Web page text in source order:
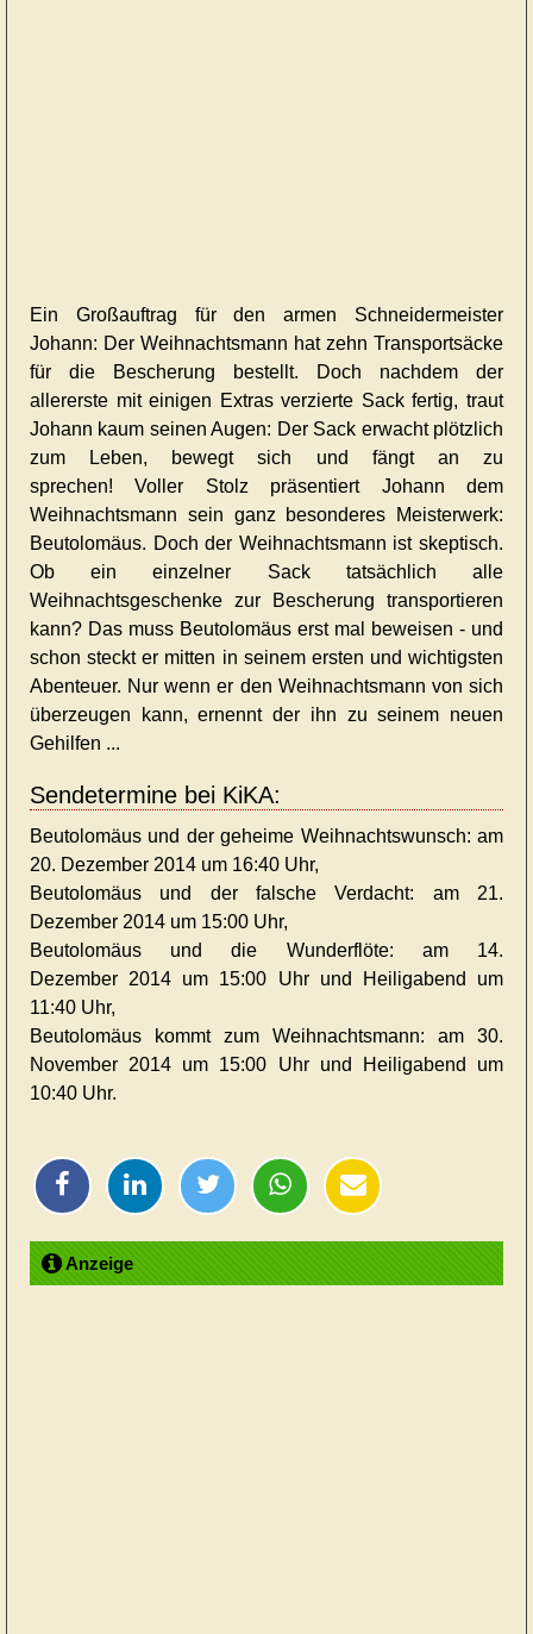
Ein Großauftrag für den armen Schneidermeister
Johann: Der Weihnachtsmann hat zehn Transportsäcke
für die Bescherung bestellt. Doch nachdem der
allererste mit einigen Extras verzierte Sack fertig, traut
Johann kaum seinen Augen: Der Sack erwacht plötzlich
zum Leben, bewegt sich und fängt an zu
sprechen! Voller Stolz präsentiert Johann dem
Weihnachtsmann sein ganz besonderes Meisterwerk:
Beutolomäus. Doch der Weihnachtsmann ist skeptisch.
Ob ein einzelner Sack tatsächlich alle
Weihnachtsgeschenke zur Bescherung transportieren
kann? Das muss Beutolomäus erst mal beweisen - und
schon steckt er mitten in seinem ersten und wichtigsten
Abenteuer. Nur wenn er den Weihnachtsmann von sich
überzeugen kann, ernennt der ihn zu seinem neuen
Gehilfen ...
Sendetermine bei KiKA:
Beutolomäus und der geheime Weihnachtswunsch: am
20. Dezember 2014 um 16:40 Uhr,
Beutolomäus und der falsche Verdacht: am 21.
Dezember 2014 um 15:00 Uhr,
Beutolomäus und die Wunderflöte: am 14.
Dezember 2014 um 15:00 Uhr und Heiligabend um
11:40 Uhr,
Beutolomäus kommt zum Weihnachtsmann: am 30.
November 2014 um 15:00 Uhr und Heiligabend um
10:40 Uhr.
Anzeige